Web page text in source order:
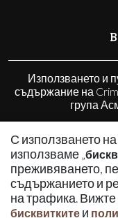
С използването
използваме „
преживяването,
съдържанието и
на трафика.
бисквитките и
Използването и
съдържание на
група
© 2010 -